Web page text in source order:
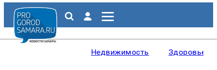
Недвижимость Здоровье